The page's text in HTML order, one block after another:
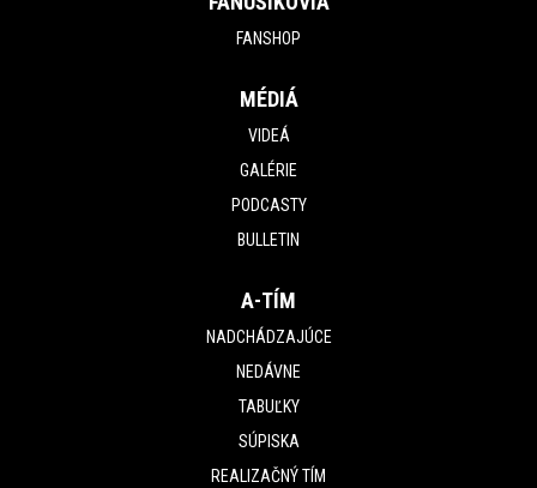
FANSHOP
MÉDIÁ
VIDEÁ
GALÉRIE
PODCASTY
BULLETIN
A-TÍM
NADCHÁDZAJÚCE
NEDÁVNE
TABUĽKY
SÚPISKA
REALIZAČNÝ TÍM